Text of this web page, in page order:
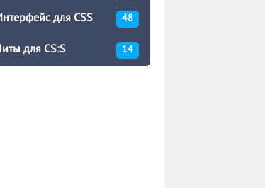
для CSS 48
для CS:S 14